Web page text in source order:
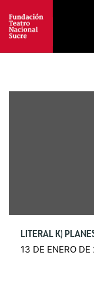
LITERAL K)
13 DE ENERO